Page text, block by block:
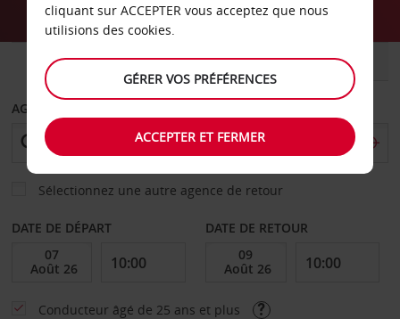
VOITURE UTILITAIRE
AGENCE DE DÉPART
Sélectionnez une autre agence de retour
DATE DE DÉPART DATE DE RETOUR
Conducteur âgé de 25 ans et plus
cliquant sur ACCEPTER vous acceptez que nous
utilisions des cookies.
GÉRER VOS PRÉFÉRENCES
ACCEPTER ET FERMER